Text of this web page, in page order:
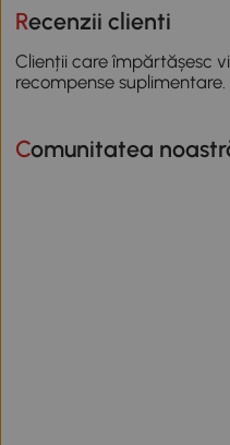
Recenzii clienti
Clienții care împărtășesc
recompense suplimentare.
Comunitatea